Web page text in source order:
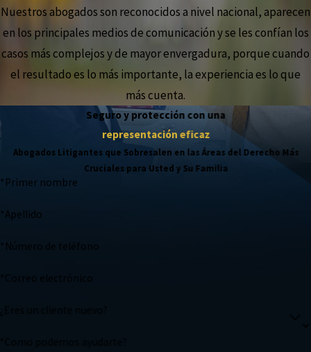
Nuestros abogados son reconocidos a nivel nacional, aparecen
en los principales medios de comunicación y se les confían los
casos más complejos y de mayor envergadura, porque cuando
el resultado es lo más importante, la experiencia es lo que
más cuenta.
Seguro y protección con una
representación eficaz
Abogados Litigantes que Sobresalen en las Áreas del Derecho Más
Cruciales para Usted y Su Familia
*Primer nombre
*Apellido
*Número de teléfono
*Correo electrónico